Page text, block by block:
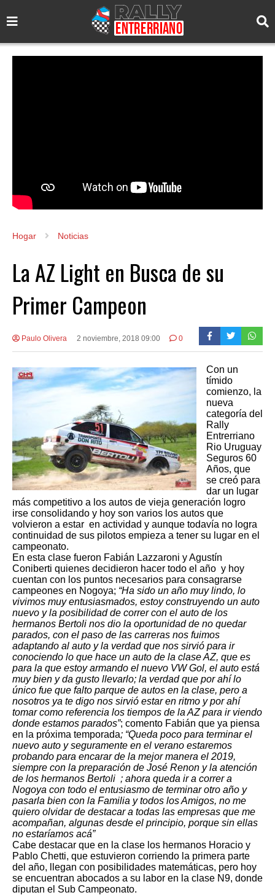
Hogar Noticias
La AZ Light en Busca de su
Primer Campeon
Paulo Olivera 2 noviembre, 2018 09:00 0
Con un
tímido
comienzo, la
nueva
categoría del
Rally
Entrerriano
Rio Uruguay
Seguros 60
Años, que
se creó para
dar un lugar
más competitivo a los autos de vieja generación logro
irse consolidando y hoy son varios los autos que
volvieron a estar en actividad y aunque todavía no logra
continuidad de sus pilotos empieza a tener su lugar en el
campeonato.
En esta clase fueron Fabián Lazzaroni y Agustín
Coniberti quienes decidieron hacer todo el año y hoy
cuentan con los puntos necesarios para consagrarse
campeones en Nogoya; “Ha sido un año muy lindo, lo
vivimos muy entusiasmados, estoy construyendo un auto
nuevo y la posibilidad de correr con el auto de los
hermanos Bertoli nos dio la oportunidad de no quedar
parados, con el paso de las carreras nos fuimos
adaptando al auto y la verdad que nos sirvió para ir
conociendo lo que hace un auto de la clase AZ, que es
para la que estoy armando el nuevo VW Gol, el auto está
muy bien y da gusto llevarlo; la verdad que por ahí lo
único fue que falto parque de autos en la clase, pero a
nosotros ya te digo nos sirvió estar en ritmo y por ahí
tomar como referencia los tiempos de la AZ para ir viendo
donde estamos parados”; comento Fabián que ya piensa
en la próxima temporada; “Queda poco para terminar el
nuevo auto y seguramente en el verano estaremos
probando para encarar de la mejor manera el 2019,
siempre con la preparación de José Renon y la atención
de los hermanos Bertoli ; ahora queda ir a correr a
Nogoya con todo el entusiasmo de terminar otro año y
pasarla bien con la Familia y todos los Amigos, no me
quiero olvidar de destacar a todas las empresas que me
acompañan, algunas desde el principio, porque sin ellas
no estaríamos acá”
Cabe destacar que en la clase los hermanos Horacio y
Pablo Chetti, que estuvieron corriendo la primera parte
del año, llegan con posibilidades matemáticas, pero hoy
se encuentran abocados a su labor en la clase N9, donde
diputan el Sub Campeonato.